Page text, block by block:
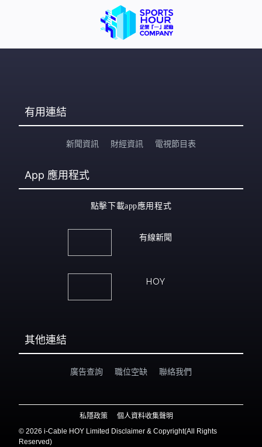
有用連結
新聞資訊 財經資訊 電視節目表
App 應用程式
點擊下載app應用程式
有線新聞
HOY
其他連結
廣告查詢 職位空缺 聯絡我們
私隱政策
個人資料收集聲明
© 2026 i-Cable HOY Limited Disclaimer & Copyright(All Rights
Reserved)